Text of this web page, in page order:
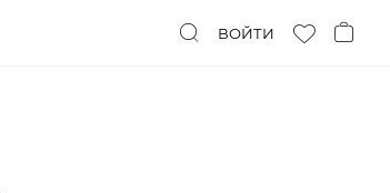
ВОЙТИ